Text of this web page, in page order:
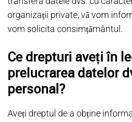
organizații private, vă vom
vom solicita consimțământul.
Ce drepturi aveți în
prelucrarea datelor
personal?
Aveți dreptul de a obține